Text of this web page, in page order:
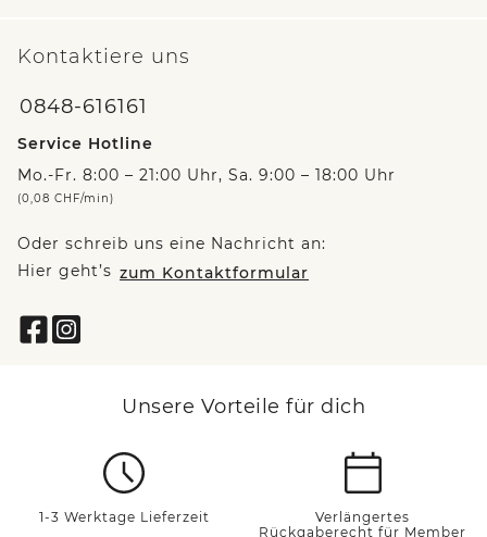
Kontaktiere uns
0848-616161
Service Hotline
Mo.-Fr. 8:00 – 21:00 Uhr, Sa. 9:00 – 18:00 Uhr
(0,08 CHF/min)
Oder schreib uns eine Nachricht an:
Hier geht’s zum Kontaktformular
Unsere Vorteile für dich
1-3 Werktage Lieferzeit
Verlängertes
Rückgaberecht für Member